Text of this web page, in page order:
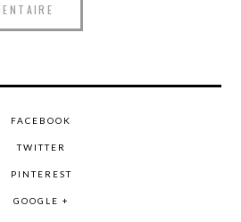
FACEBOOK
TWITTER
PINTEREST
GOOGLE +